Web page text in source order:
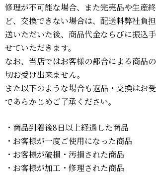
修理が不可能な場合、また完売品や生産
ど、交換できない場合は、配送料弊社負
送いただいた後、商品代金ならびに振込
せていただきます。
なお、当店ではお客様の都合による商品
切お受け出来ません。
また以下のような場合も返品・交換はお
であらかじめご了承ください。
・商品到着後8日以上経過した商品
・お客様が一度ご使用になった商品
・お客様が破損・汚損された商品
・お客様が加工・修理された商品